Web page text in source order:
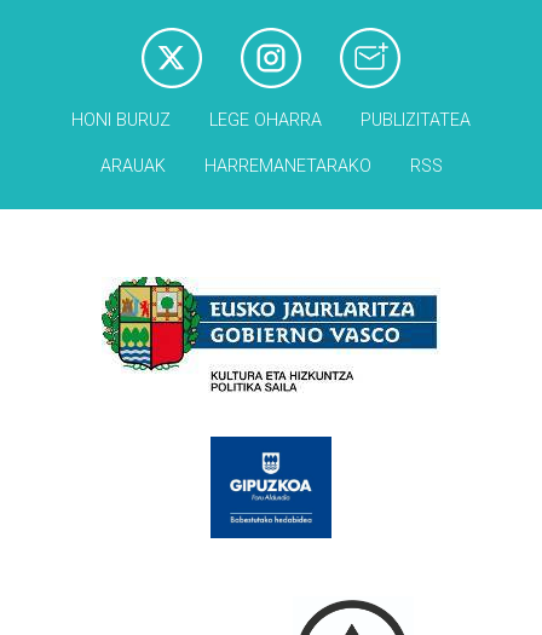
HONI BURUZ LEGE OHARRA PUBLIZITATEA
ARAUAK HARREMANETARAKO RSS